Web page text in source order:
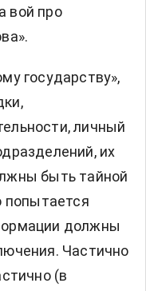
вой про
государству»,
личный
их
быть тайной
попытается
должны
Частично
(в